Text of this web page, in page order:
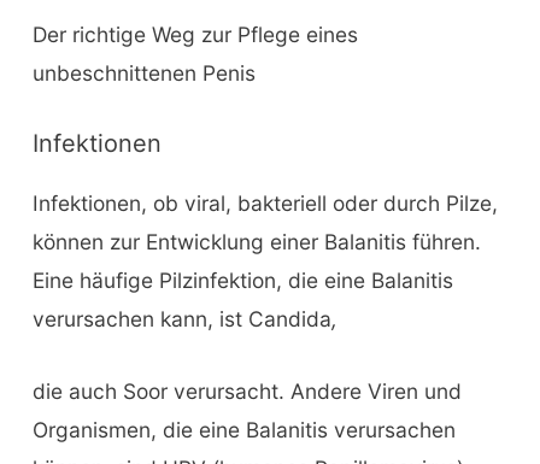
Der richtige Weg zur Pflege eines
unbeschnittenen Penis
Infektionen
Infektionen, ob viral, bakteriell oder durch Pilze,
können zur Entwicklung einer Balanitis führen.
Eine häufige Pilzinfektion, die eine Balanitis
verursachen kann, ist Candida,
die auch Soor verursacht. Andere Viren und
Organismen, die eine Balanitis verursachen